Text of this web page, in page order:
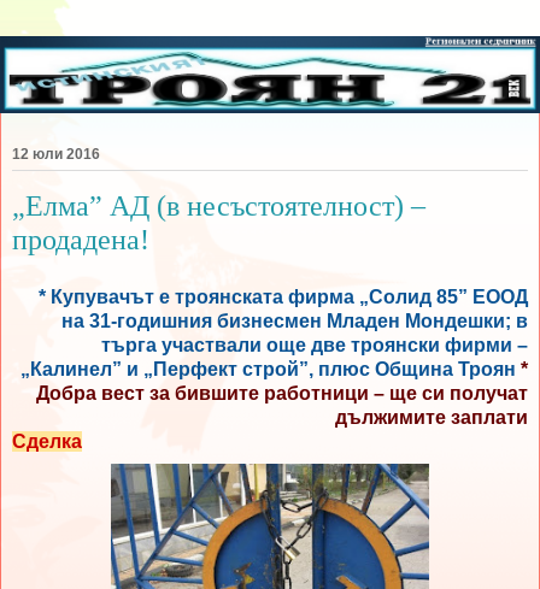
12 юли 2016
„Елма” АД (в несъстоятелност) –
продадена!
* Купувачът е троянската фирма „Солид 85” ЕООД
на 31-годишния бизнесмен Младен Мондешки; в
търга участвали още две троянски фирми –
„Калинел” и „Перфект строй”, плюс Община Троян *
Добра вест за бившите работници – ще си получат
дължимите заплати
Сделка